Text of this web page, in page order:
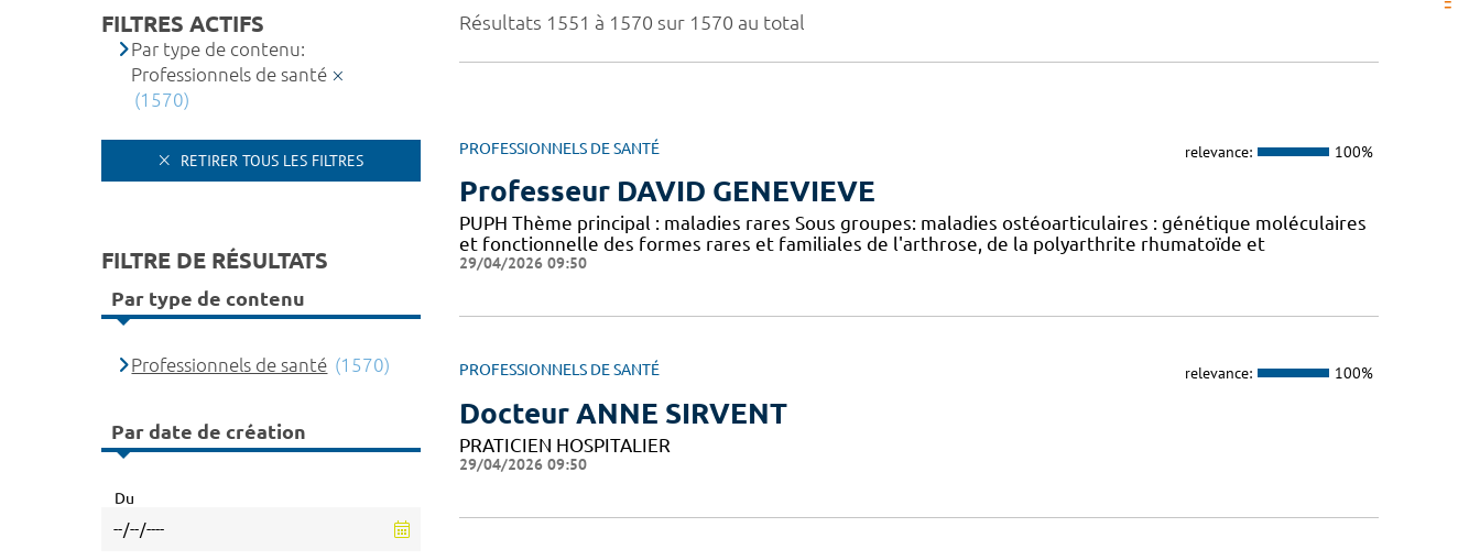
Résultats 1551 à 1570 sur 1570 au total
PROFESSIONNELS DE SANTÉ relevance: 100%
Professeur DAVID GENEVIEVE
PUPH Thème principal : maladies rares Sous groupes: maladies ostéoarticulaires : génétique moléculaires
et fonctionnelle des formes rares et familiales de l'arthrose, de la polyarthrite rhumatoïde et
29/04/2026 09:50
PROFESSIONNELS DE SANTÉ relevance: 100%
Docteur ANNE SIRVENT
PRATICIEN HOSPITALIER
29/04/2026 09:50
FILTRES ACTIFS
Par type de contenu:
Professionnels de santé
(1570)
RETIRER TOUS LES FILTRES
FILTRE DE RÉSULTATS
Par type de contenu
Professionnels de santé (1570)
Par date de création
Du